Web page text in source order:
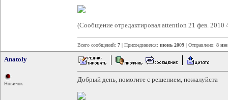
(Сообщение отредактировал attention 21 фев. 2010
Всего сообщений: 7 | Присоединился: июнь 2009 | Отправлено: 8
Anatoly
Новичок
Добрый день, помогите с решением, пожалуйста